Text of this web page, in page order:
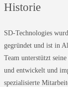
Historie
SD-Technologies
gegründet und ist in
Team unterstützt
und entwickelt und
spezialisierte